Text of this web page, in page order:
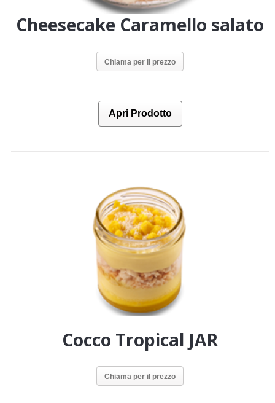
Cheesecake Caramello salato
Chiama per il prezzo
Apri Prodotto
Cocco Tropical JAR
Chiama per il prezzo